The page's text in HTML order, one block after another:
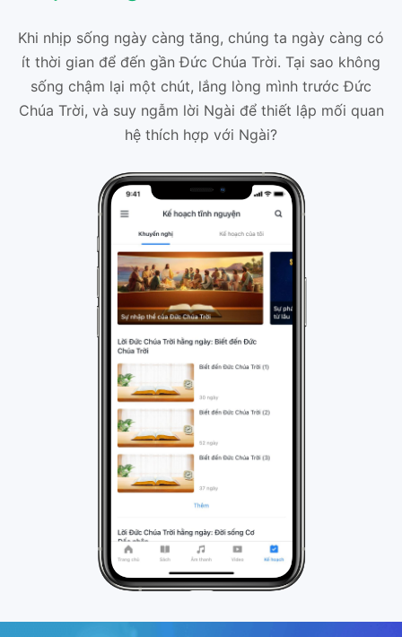
Khi nhịp sống ngày càng tăng, chúng ta ngày càng có
ít thời gian để đến gần Đức Chúa Trời. Tại sao không
sống chậm lại một chút, lắng lòng mình trước Đức
Chúa Trời, và suy ngẫm lời Ngài để thiết lập mối quan
hệ thích hợp với Ngài?